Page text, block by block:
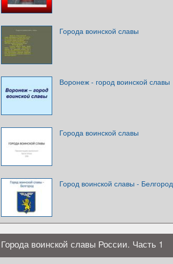
Города воинской славы
Воронеж - город воинской славы
Города воинской славы
Город воинской славы - Белгород
Города воинской славы России. Часть 1